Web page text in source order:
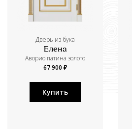
Дверь из бука
Елена
Аворио патина золото
67 900 ₽
Купить